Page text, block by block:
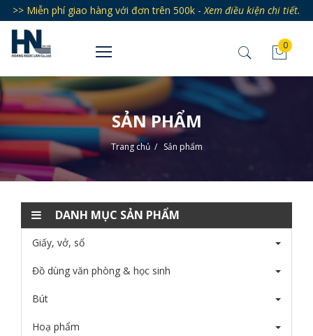
>> Miễn phí giao hàng với đơn trên 500k -Xem điều kiện chi tiết.
0
SẢN PHẨM
Trang chủ / Sản phẩm
DANH MỤC SẢN PHẨM
Giấy, vở, sổ
Đồ dùng văn phòng & học sinh
Bút
Hoạ phẩm